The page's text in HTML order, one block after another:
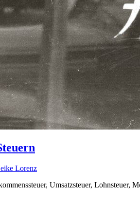
Lorenz
Umsatzsteuer, Lohnsteuer,